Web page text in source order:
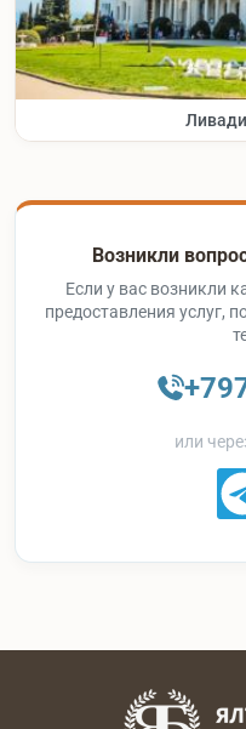
Возникли
Если у вас возникли
предоставления услуг,
или